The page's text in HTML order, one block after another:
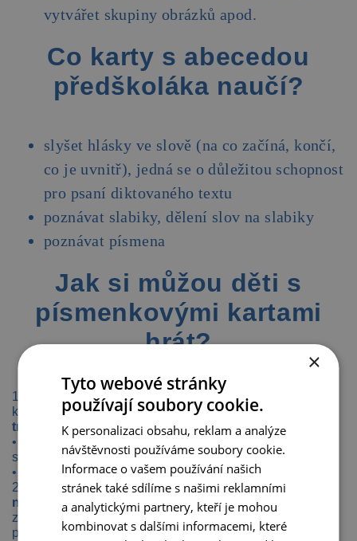
vytvářet skupiny obrázků apod.
Co karty s abecedou
předškoláka naučí?
slyšet hlásky ve slově (na co začíná, končí,
co je uvnitř), jedná se o důležitou schopnost
pro psaní diktovaného textu
poznávat slabiky, dělení slov na slabiky
poznávat písmena
Jak si můžou děti s
písmenkovými kartami
hrát?
1. Maminka nebo tatínek vám mohou vybrat skupinu
karet a vy, milé děti, z nichvytvořte dvojice nebo
trojice, které mají něco společného:
• stejné první / poslední písmeno, určité písmeno ve
slově
• stejný počet slabik
2.
Vytvořte skupiny obrázků, které k sobě patří,
např.:
pohádkové postavy, hudební nástroje, ovoce,
zelenina, zdravá a nezdravá jídla, potřeby do školy,
pracovní nástroje, obrázky spojené se zimou, obrázky
×
Tyto webové stránky
používají soubory cookie.
K personalizaci obsahu, reklam a analýze
návštěvnosti používáme soubory cookie.
Informace o vašem používání našich
stránek také sdílíme s našimi reklamními
a analytickými partnery, kteří je mohou
kombinovat s dalšími informacemi, které